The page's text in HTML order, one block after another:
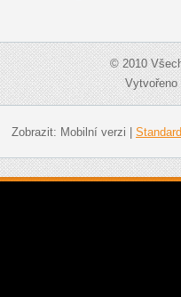
© 2010
Zobrazit: Mobilní verzi